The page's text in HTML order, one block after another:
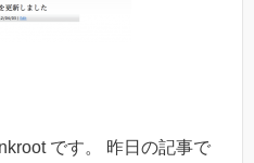
です。 昨日の記事で